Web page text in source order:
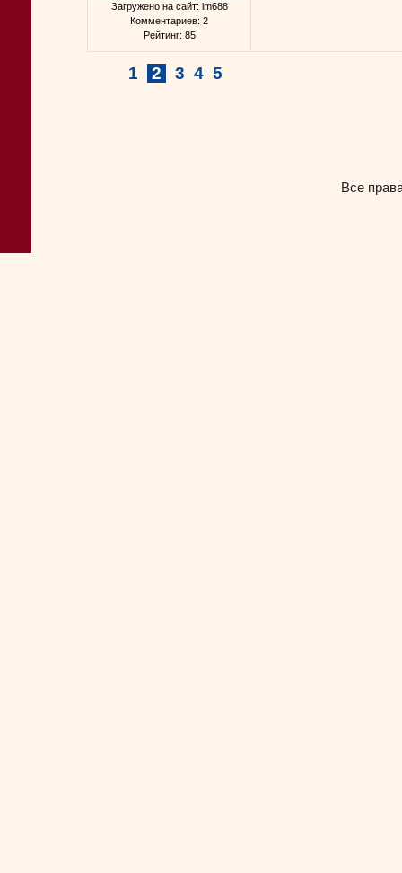
Загружено на сайт: lm688
Комментариев: 2
Рейтинг: 85
1 2 3 4 5
Все